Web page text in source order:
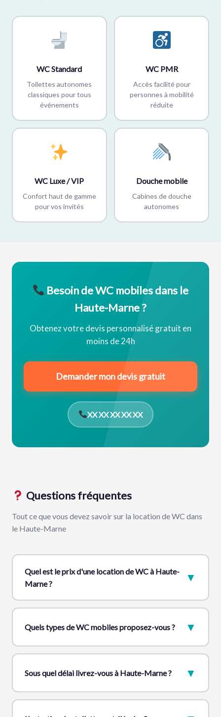
WC Standard
Toilettes autonomes
classiques pour tous
événements
WC PMR
Accès facilité pour
personnes à mobilité
réduite
WC Luxe / VIP
Confort haut de gamme
pour vos invités
Douche mobile
Cabines de douche
autonomes
Besoin de WC mobiles dans le
Haute-Marne ?
Obtenez votre devis personnalisé gratuit en
moins de 24h
Demander mon devis gratuit
XX XX XX XX XX
Questions fréquentes
Tout ce que vous devez savoir sur la location de WC dans
le Haute-Marne
Quel est le prix d'une location de WC à Haute-
Marne ?
▼
Quels types de WC mobiles proposez-vous ? ▼
Sous quel délai livrez-vous à Haute-Marne ? ▼